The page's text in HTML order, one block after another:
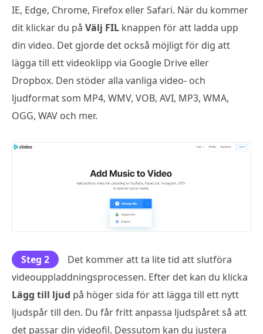
IE, Edge, Chrome, Firefox eller Safari. När du kommer
dit klickar du på Välj FIL knappen för att ladda upp
din video. Det gjorde det också möjligt för dig att
lägga till ett videoklipp via Google Drive eller
Dropbox. Den stöder alla vanliga video- och
ljudformat som MP4, WMV, VOB, AVI, MP3, WMA,
OGG, WAV och mer.
Steg 2
Det kommer att ta lite tid att slutföra
videouppladdningsprocessen. Efter det kan du klicka
Lägg till ljud på höger sida för att lägga till ett nytt
ljudspår till den. Du får fritt anpassa ljudspåret så att
det passar din videofil. Dessutom kan du justera